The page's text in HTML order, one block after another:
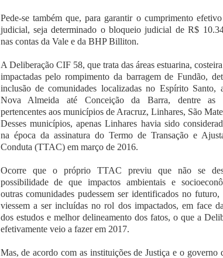
Pede-se também que, para garantir o cumprimento
judicial, seja determinado o bloqueio judicial de R$
nas contas da Vale e da BHP Billiton.
A Deliberação CIF 58, que trata das áreas estuarina,
impactadas pelo rompimento da barragem de Fundão,
inclusão de comunidades localizadas no Espírito Santo,
Nova Almeida até Conceição da Barra, dentre as
pertencentes aos municípios de Aracruz, Linhares, São
Desses municípios, apenas Linhares havia sido
na época da assinatura do Termo de Transação e
Conduta (TTAC) em março de 2016.
Ocorre que o próprio TTAC previu que não se
possibilidade de que impactos ambientais e
outras comunidades pudessem ser identificados no futuro,
viessem a ser incluídas no rol dos impactados, em face
dos estudos e melhor delineamento dos fatos, o que a
efetivamente veio a fazer em 2017.
Mas, de acordo com as instituições de Justiça e o governo